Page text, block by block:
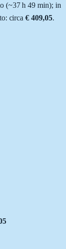
(~37 h 49 min); in
circa € 409,05.